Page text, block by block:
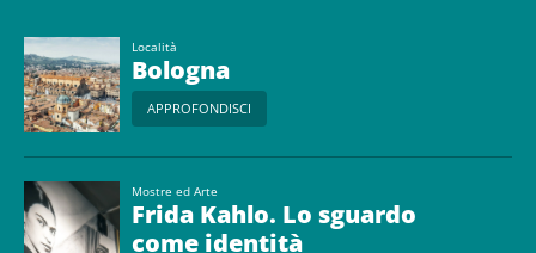
Località
Bologna
APPROFONDISCI
Mostre ed Arte
Frida Kahlo. Lo sguardo
come identità